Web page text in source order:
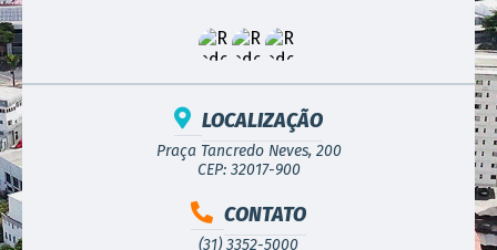
LOCALIZAÇÃO
Praça Tancredo Neves, 200
CEP: 32017-900
CONTATO
(31) 3352-5000